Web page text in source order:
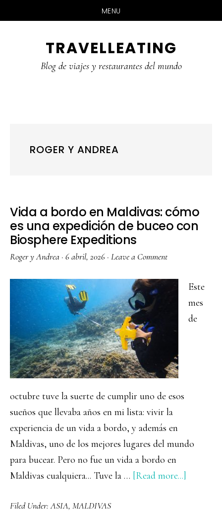
MENU
TRAVELLEATING
Blog de viajes y restaurantes del mundo
ROGER Y ANDREA
Vida a bordo en Maldivas: cómo
es una expedición de buceo con
Biosphere Expeditions
Roger y Andrea · 6 abril, 2026 · Leave a Comment
Este
mes
de
octubre tuve la suerte de cumplir uno de esos
sueños que llevaba años en mi lista: vivir la
experiencia de un vida a bordo, y además en
Maldivas, uno de los mejores lugares del mundo
para bucear. Pero no fue un vida a bordo en
Maldivas cualquiera... Tuve la … [Read more...]
Filed Under:ASIA, MALDIVAS